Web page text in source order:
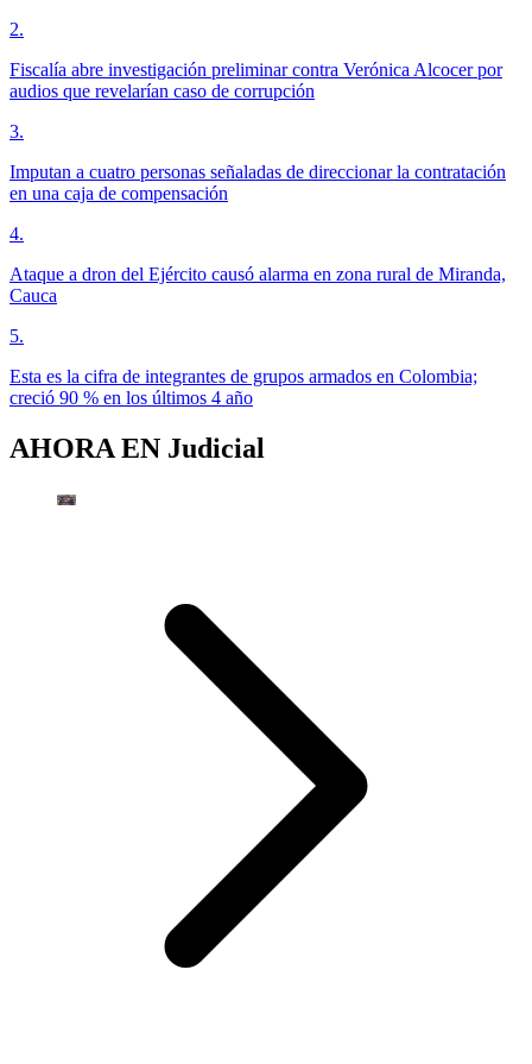
2.
Fiscalía abre investigación preliminar contra Verónica Alcocer por
audios que revelarían caso de corrupción
3.
Imputan a cuatro personas señaladas de direccionar la contratación
en una caja de compensación
4.
Ataque a dron del Ejército causó alarma en zona rural de Miranda,
Cauca
5.
Esta es la cifra de integrantes de grupos armados en Colombia;
creció 90 % en los últimos 4 año
AHORA EN Judicial